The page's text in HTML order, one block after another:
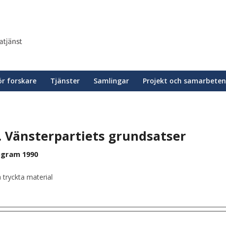
forskare Tjänster Samlingar Projekt och samarbeten
Vänsterpartiets grundsatser
1990
tryckta material